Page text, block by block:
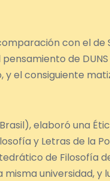
con el de
de DUNS
el consiguiente
elaboró una
y Letras de la
de Filosofía
universidad, y